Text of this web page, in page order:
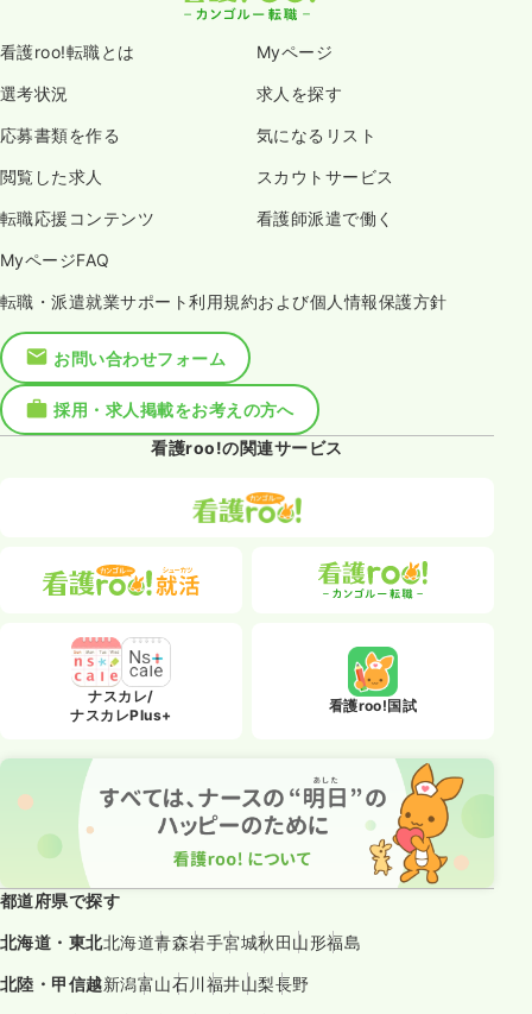
看護roo!転職とは Myページ
選考状況 求人を探す
応募書類を作る 気になるリスト
閲覧した求人 スカウトサービス
転職応援コンテンツ 看護師派遣で働く
MyページFAQ
転職・派遣就業サポート利用規約および個人情報保護方針
お問い合わせフォーム
採用・求人掲載をお考えの方へ
看護roo!の関連サービス
ナスカレ/
ナスカレPlus+
看護roo!国試
都道府県で探す
北海道・東北北海道青森岩手宮城秋田山形福島
北陸・甲信越新潟富山石川福井山梨長野